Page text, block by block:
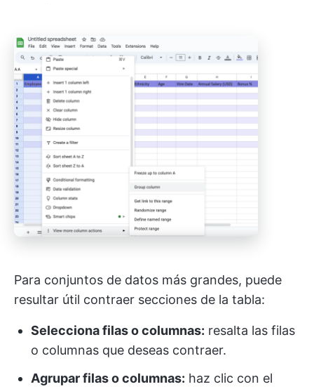
Para conjuntos de datos más grandes, puede
resultar útil contraer secciones de la tabla:
Selecciona filas o columnas: resalta las filas
o columnas que deseas contraer.
Agrupar filas o columnas: haz clic con el